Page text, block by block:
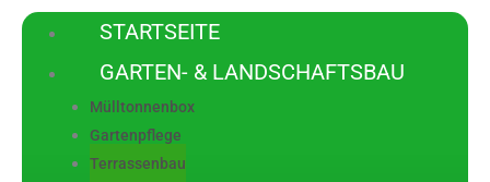
STARTSEITE
GARTEN- & LANDSCHAFTSBAU
Mülltonnenbox
Gartenpflege
Terrassenbau